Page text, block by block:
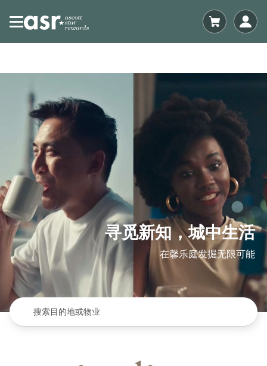
寻觅新知，城中生活
在馨乐庭发掘无限可能
搜索目的地或物业